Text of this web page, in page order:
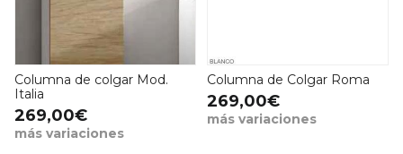
Columna de colgar Mod.
Italia
269,00€
más variaciones
Columna de Colgar Roma
269,00€
más variaciones